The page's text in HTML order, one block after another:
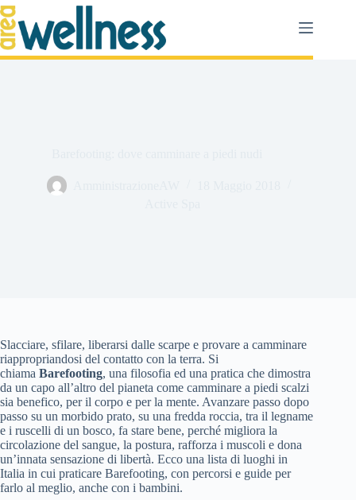
Salta
al
contenuto
Slacciare, sfilare, liberarsi dalle scarpe e provare a camminare
riappropriandosi del contatto con la terra. Si
chiama Barefooting, una filosofia ed una pratica che dimostra
da un capo all’altro del pianeta come camminare a piedi scalzi
sia benefico, per il corpo e per la mente. Avanzare passo dopo
passo su un morbido prato, su una fredda roccia, tra il legname
e i ruscelli di un bosco, fa stare bene, perché migliora la
circolazione del sangue, la postura, rafforza i muscoli e dona
un’innata sensazione di libertà. Ecco una lista di luoghi in
Italia in cui praticare Barefooting, con percorsi e guide per
farlo al meglio, anche con i bambini.